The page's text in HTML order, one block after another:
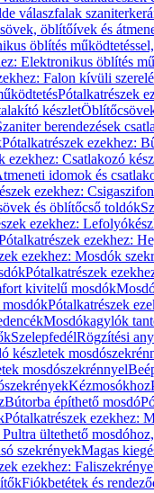
válaszfalak
öblítőívek és
öblítés
Elektronikus öblítés
Falon kívüli
Pótalkatrészek
készlet
berendezések
Pótalkatrészek ezekhez:
ezekhez: Csatlakozó
idomok és
ezekhez:
és öblítőcső toldók
ezekhez:
ezekhez:
ezekhez: Mosdók
Pótalkatrészek
kivitelű mosdók
Pótalkatrészek
Mosdókagylók
SzelepfedélRögzítési
készletek
mosdószekrénnyel
Kézmosókhoz
Bútorba építhető mosdó
Pótalkatrészek ezekhez:
ültethető
szekrényekMagas
ezekhez:
Fiókbetétek és